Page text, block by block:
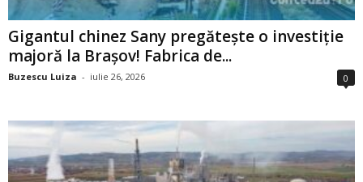
Gigantul chinez Sany pregătește o investiție
majoră la Brașov! Fabrica de...
Buzescu Luiza - iulie 26, 2026 0